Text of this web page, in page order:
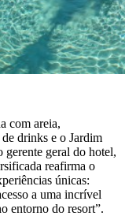
com areia,
drinks e o Jardim
gerente geral do hotel,
reafirma o
únicas:
a uma incrível
entorno do resort”.